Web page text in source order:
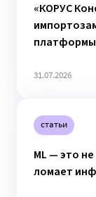
«КОРУС
платформы
31.07.2026
статьи
ML — это
ломает